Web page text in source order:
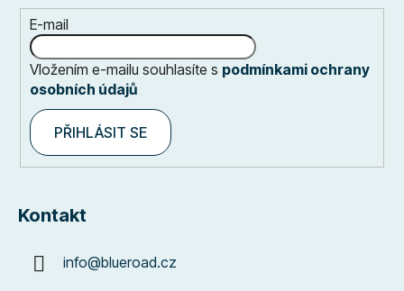
E-mail
Vložením e-mailu souhlasíte s podmínkami ochrany
osobních údajů
PŘIHLÁSIT SE
Kontakt
info@blueroad.cz